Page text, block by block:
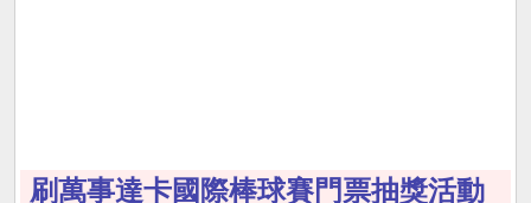
刷萬事達卡國際棒球賽門票抽獎活動